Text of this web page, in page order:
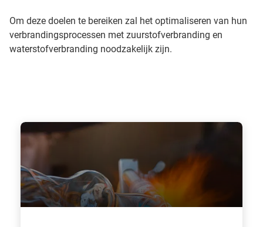
Om deze doelen te bereiken zal het optimaliseren van hun
verbrandingsprocessen met zuurstofverbranding en
waterstofverbranding noodzakelijk zijn.